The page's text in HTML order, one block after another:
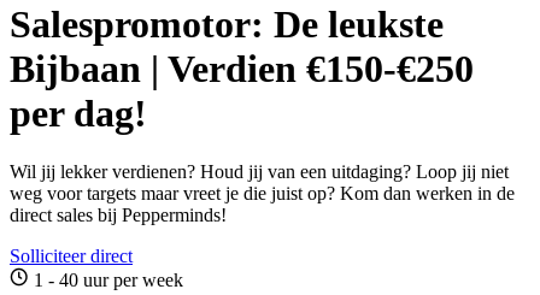
Salespromotor: De leukste
Bijbaan | Verdien €150-€250
per dag!
Wil jij lekker verdienen? Houd jij van een uitdaging? Loop jij niet
weg voor targets maar vreet je die juist op? Kom dan werken in de
direct sales bij Pepperminds!
Solliciteer direct
1 - 40 uur per week